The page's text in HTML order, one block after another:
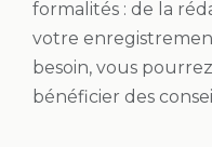
formalités : de la
votre
besoin, vous
bénéficier des